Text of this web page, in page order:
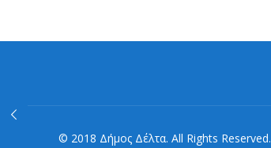
© 2018 Δήμος Δέλτα. All Rights Reserved.